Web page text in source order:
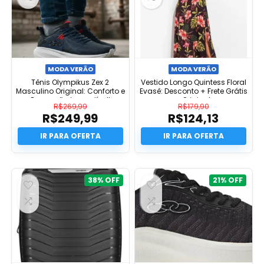
MODA VERÃO
Tênis Olympikus Zex 2
Masculino Original: Conforto e
Promoção Imperdível!
R$269,99
O
preço
original
era:
R$249,99
O
preço
atual
R$249,99.
MODA VERÃO
Vestido Longo Quintess Floral
Evasê: Desconto + Frete Grátis
e Original
R$179,90
O
preço
original
era:
R$124,13
O
preço
atual
R$124,13.
38% 21%